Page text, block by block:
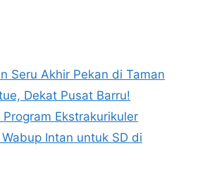
Seru Akhir Pekan di Taman
Dekat Pusat Barru!
Program Ekstrakurikuler
Intan untuk SD di